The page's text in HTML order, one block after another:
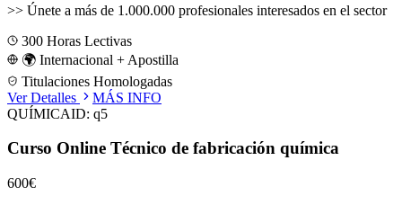
>> Únete a más de 1.000.000 profesionales interesados en el sector
300 Horas Lectivas
🌍 Internacional + Apostilla
Titulaciones Homologadas
Ver Detalles
MÁS INFO
QUÍMICAID: q5
Curso Online Técnico de fabricación química
600€